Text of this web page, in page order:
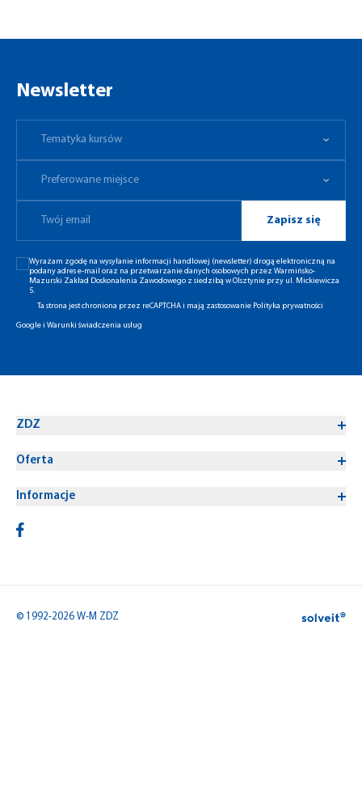
Newsletter
Tematyka kursów
Preferowane miejsce
Zapisz się
Wyrażam zgodę na wysyłanie informacji handlowej (newsletter) drogą elektroniczną na
podany adres e-mail oraz na przetwarzanie danych osobowych przez Warmińsko-
Mazurski Zakład Doskonalenia Zawodowego z siedzibą w Olsztynie przy ul. Mickiewicza
5.
Ta strona jest chroniona przez reCAPTCHA i mają zastosowanie Polityka prywatności
Googlei Warunki świadczenia usług
ZDZ
Oferta
Informacje
© 1992-2026 W-M ZDZ